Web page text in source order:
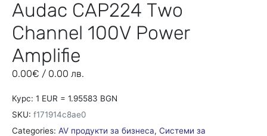
Audac CAP224 Two
Channel 100V Power
Amplifie
0.00€ / 0.00 лв.
Курс: 1 EUR = 1.95583 BGN
SKU: f171914c8ae0
Categories: AV продукти за бизнеса, Системи за